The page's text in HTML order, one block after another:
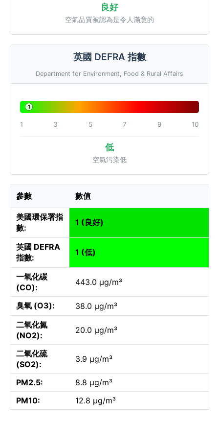
良好
空氣品質被認為是令人滿意的
英國 DEFRA 指數
Department for Environment, Food & Rural Affairs
1
1 3 5 7 9 10
低
空氣污染低
參數 數值
美國環保署指
數:
1 (良好)
英國 DEFRA
指數:
1 (低)
一氧化碳
(CO):
443.0 µg/m³
臭氧 (O3):
38.0 µg/m³
二氧化氮
(NO2):
20.0 µg/m³
二氧化硫
(SO2):
3.9 µg/m³
PM2.5:
8.8 µg/m³
PM10:
12.8 µg/m³